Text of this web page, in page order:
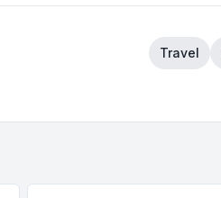
Travel